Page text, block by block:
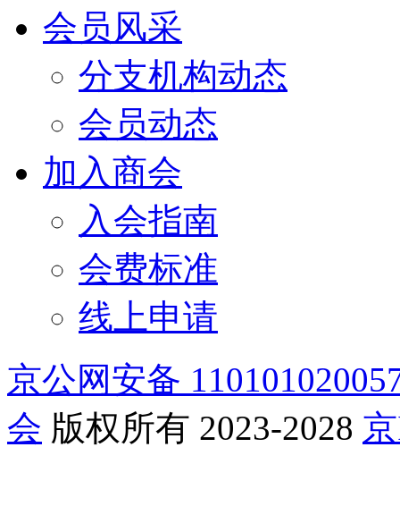
会员风采
分支机构动态
会员动态
加入商会
入会指南
会费标准
线上申请
京公网安备
会 版权所有 2023-2028